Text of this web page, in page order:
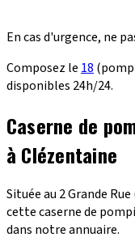
En cas d'urgence, ne
Composez le 18
disponibles 24h/24.
Caserne de
à Clézentaine
Située au 2 Grande
cette caserne de
dans notre annuaire.